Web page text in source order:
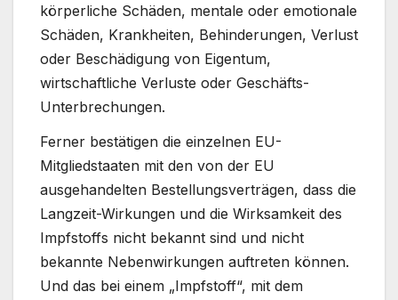
körperliche Schäden, mentale oder emotionale
Schäden, Krankheiten, Behinderungen, Verlust
oder Beschädigung von Eigentum,
wirtschaftliche Verluste oder Geschäfts-
Unterbrechungen.
Ferner bestätigen die einzelnen EU-
Mitgliedstaaten mit den von der EU
ausgehandelten Bestellungsverträgen, dass die
Langzeit-Wirkungen und die Wirksamkeit des
Impfstoffs nicht bekannt sind und nicht
bekannte Nebenwirkungen auftreten können.
Und das bei einem „Impfstoff“, mit dem